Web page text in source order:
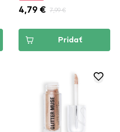
4,79 € 7,99 €
Pridať